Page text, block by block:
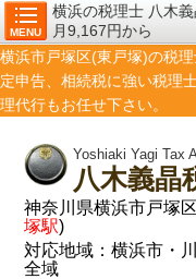
MENU
横浜の税理士 八木義晶税理士事務所【横浜市戸塚区】
月9,167円から
横浜市戸塚区(東戸塚)の税
定申告、相続税に強い税理
理代行もお任せ下さい。
Yoshiaki Yagi Tax
八木義晶
神奈川県横浜市戸塚
塚駅)
対応地域：横浜市・
全域